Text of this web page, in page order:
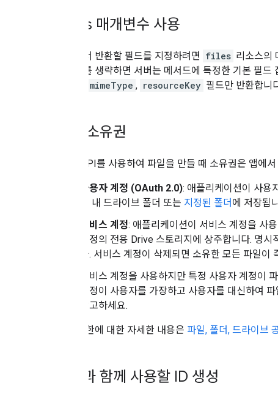
fields 매개변수 사용
응답에서 반환할 필드를 지정하려면 files 리소스의
개변수를 생략하면 서버는 메서드에 특정한 기본 필드
mimeType , resourceKey 필드만 반환합니
파일 소유권
Drive API를 사용하여 파일을 만들 때 소유권은 앱에
사용자 계정 (OAuth 2.0): 애플리케이션이 사용
이 내 드라이브 폴더 또는 지정된 폴더 에 저장됩
서비스 계정: 애플리케이션이 서비스 계정을 사
계정의 전용 Drive 스토리지에 상주합니다. 명
다. 서비스 계정이 삭제되면 소유한 모든 파일이
서비스 계정을 사용하지만 특정 사용자 계정이
계정이 사용자를 가장하고 사용자를 대신하여
참고하세요.
파일 권한에 대한 자세한 내용은 파일, 폴더, 드라이브
파일과 함께 사용할 ID 생성